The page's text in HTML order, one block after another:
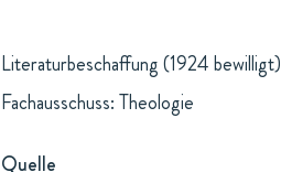
Literaturbeschaffung (1924 bewilligt)
Fachausschuss: Theologie
Quelle